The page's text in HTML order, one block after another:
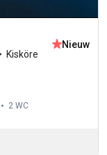
Kisköre
Nieuw
2 WC